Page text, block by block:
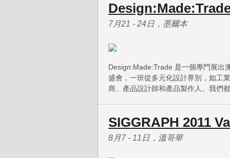
7月21 - 24日，墨爾本
Design:Made:Trade 是一個專門展出
盛會，一班從多元化設計界別，如工
商、產品設計師和產品製作人。我們
SIGGRAPH 2011
8月7 - 11日，溫哥華